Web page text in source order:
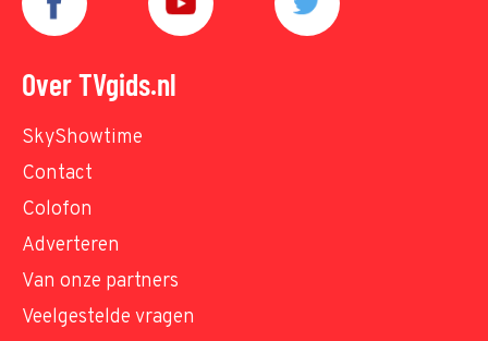
Over TVgids.nl
SkyShowtime
Contact
Colofon
Adverteren
Van onze partners
Veelgestelde vragen